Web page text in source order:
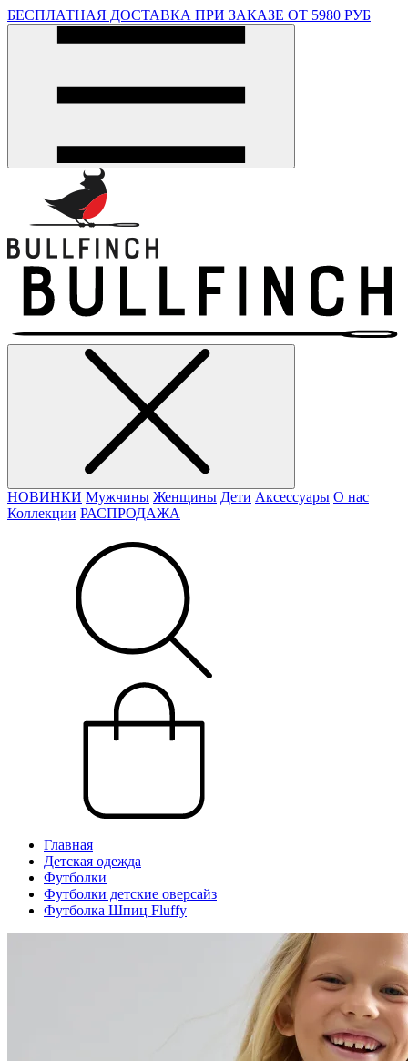
БЕСПЛАТНАЯ ДОСТАВКА ПРИ ЗАКАЗЕ ОТ 5980 РУБ
НОВИНКИ Мужчины Женщины Дети Аксессуары О нас
Коллекции РАСПРОДАЖА
Главная
Детская одежда
Футболки
Футболки детские оверсайз
Футболка Шпиц Fluffy